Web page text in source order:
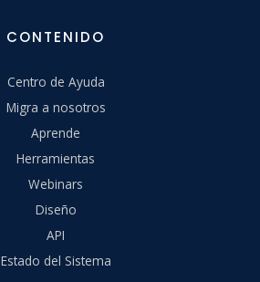
CONTENIDO
Centro de Ayuda
Migra a nosotros
Aprende
Herramientas
Webinars
Diseño
API
Estado del Sistema